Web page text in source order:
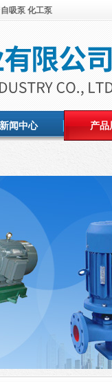
自吸泵 化工泵
新闻中心 产品